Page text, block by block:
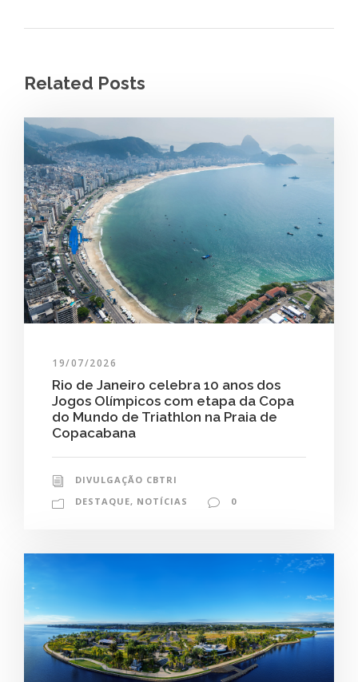
Related Posts
19/07/2026
Rio de Janeiro celebra 10 anos dos
Jogos Olímpicos com etapa da Copa
do Mundo de Triathlon na Praia de
Copacabana
DIVULGAÇÃO CBTRI
DESTAQUE, NOTÍCIAS 0